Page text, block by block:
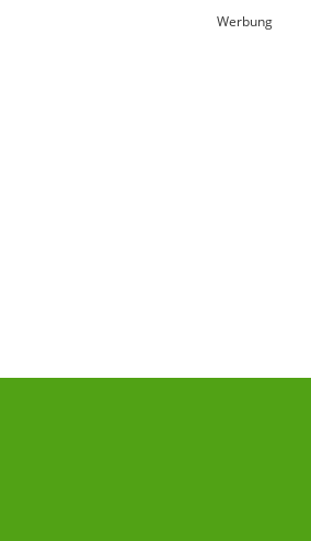
Werbung